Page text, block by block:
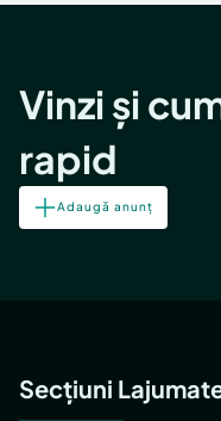
Vinzi și
rapid
Adaugă anunț
Secțiuni